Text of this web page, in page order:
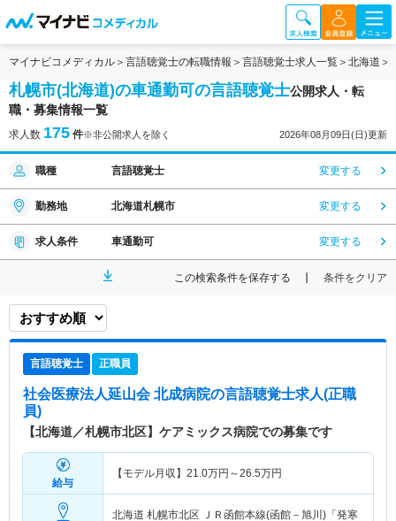
マイナビコメディカル 言語聴覚士の転職情報 言語聴覚士求人一覧 北海道
札幌市(北海道)の車通勤可の言語聴覚士公開求人・転
職・募集情報一覧
求人数 175 件※非公開求人を除く 2026年08月09日(日)更新
職種 言語聴覚士 変更する
勤務地 北海道札幌市 変更する
求人条件 車通勤可 変更する
この検索条件を保存する 条件をクリア
言語聴覚士 正職員
社会医療法人延山会 北成病院の言語聴覚士求人(正職
員)
【北海道／札幌市北区】ケアミックス病院での募集です
給与
【モデル月収】 21.0万円～26.5万円
北海道 札幌市北区
ＪＲ函館本線(函館－旭川)「発寒